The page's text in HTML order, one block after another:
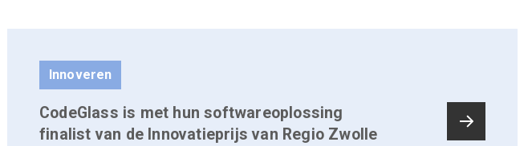
Innoveren
CodeGlass is met hun softwareoplossing
finalist van de Innovatieprijs van Regio Zwolle